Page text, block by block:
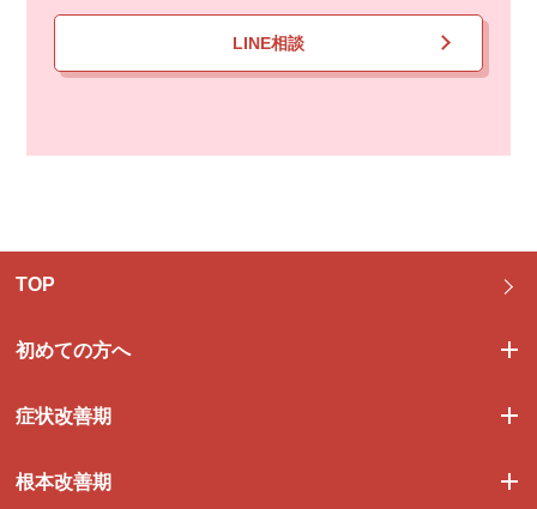
LINE相談
TOP
初めての方へ
症状改善期
根本改善期